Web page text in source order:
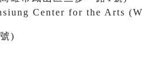
Center for the Arts
)